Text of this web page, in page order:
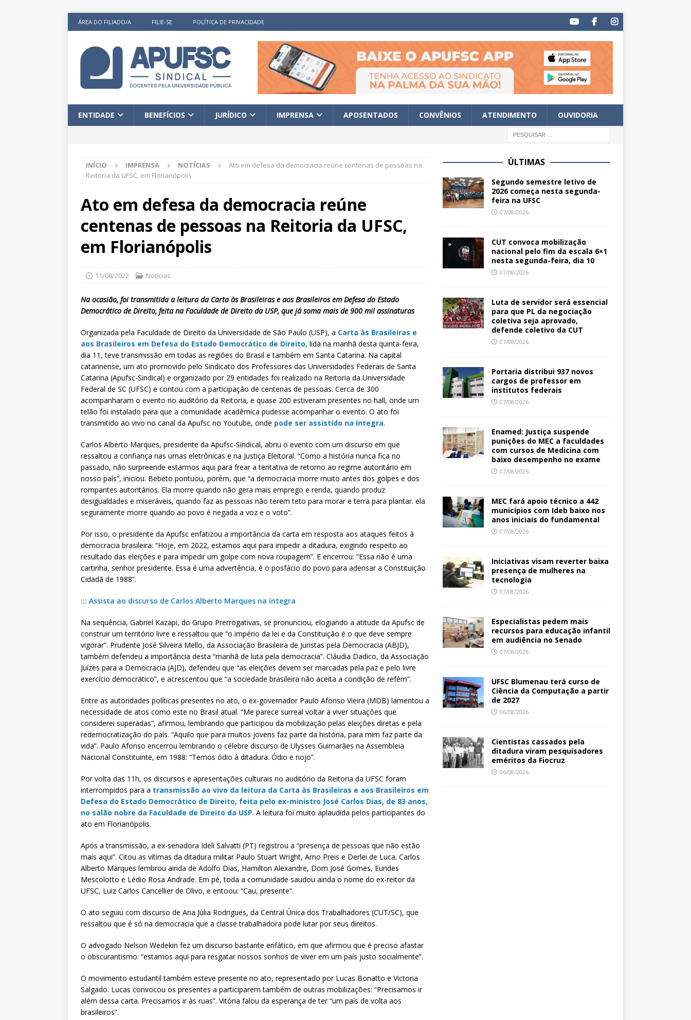
ÁREA DO FILIADO/A FILIE-SE POLÍTICA DE PRIVACIDADE
ENTIDADE BENEFÍCIOS JURÍDICO IMPRENSA APOSENTADOS CONVÊNIOS ATENDIMENTO OUVIDORIA
INÍCIO IMPRENSA NOTÍCIAS
Ato em defesa da democracia reúne centenas de pessoas na
Reitoria da UFSC, em Florianópolis
Ato em defesa da democracia reúne
centenas de pessoas na Reitoria da UFSC,
em Florianópolis
11/08/2022 Notícias
Na ocasião, foi transmitida a leitura da Carta às Brasileiras e aos Brasileiros em Defesa do Estado
Democrático de Direito, feita na Faculdade de Direito da USP, que já soma mais de 900 mil assinaturas
Organizada pela Faculdade de Direito da Universidade de São Paulo (USP), a Carta às Brasileiras e
aos Brasileiros em Defesa do Estado Democrático de Direito, lida na manhã desta quinta-feira,
dia 11, teve transmissão em todas as regiões do Brasil e também em Santa Catarina. Na capital
catarinense, um ato promovido pelo Sindicato dos Professores das Universidades Federais de Santa
Catarina (Apufsc-Sindical) e organizado por 29 entidades foi realizado na Reitoria da Universidade
Federal de SC (UFSC) e contou com a participação de centenas de pessoas. Cerca de 300
acompanharam o evento no auditório da Reitoria, e quase 200 estiveram presentes no hall, onde um
telão foi instalado para que a comunidade acadêmica pudesse acompanhar o evento. O ato foi
transmitido ao vivo no canal da Apufsc no Youtube, onde pode ser assistido na íntegra.
Carlos Alberto Marques, presidente da Apufsc-Sindical, abriu o evento com um discurso em que
ressaltou a confiança nas urnas eletrônicas e na Justiça Eleitoral. “Como a história nunca fica no
passado, não surpreende estarmos aqui para frear a tentativa de retorno ao regime autoritário em
nosso país”, iniciou. Bebeto pontuou, porém, que “a democracia morre muito antes dos golpes e dos
rompantes autoritários. Ela morre quando não gera mais emprego e renda, quando produz
desigualdades e miseráveis, quando faz as pessoas não terem teto para morar e terra para plantar. ela
seguramente morre quando ao povo é negada a voz e o voto”.
Por isso, o presidente da Apufsc enfatizou a importância da carta em resposta aos ataques feitos à
democracia brasileira: “Hoje, em 2022, estamos aqui para impedir a ditadura, exigindo respeito ao
resultado das eleições e para impedir um golpe com nova roupagem”. E encerrou: “Essa não é uma
cartinha, senhor presidente. Essa é uma advertência, é o posfácio do povo para adensar a Constituição
Cidadã de 1988”.
::: Assista ao discurso de Carlos Alberto Marques na íntegra
Na sequência, Gabriel Kazapi, do Grupo Prerrogativas, se pronunciou, elogiando a atitude da Apufsc de
construir um território livre e ressaltou que “o império da lei e da Constituição é o que deve sempre
vigorar”. Prudente José Silveira Mello, da Associação Brasileira de Juristas pela Democracia (ABJD),
também defendeu a importância desta “manhã de luta pela democracia”. Cláudia Dadico, da Associação
Juízes para a Democracia (AJD), defendeu que “as eleições devem ser marcadas pela paz e pelo livre
exercício democrático”, e acrescentou que “a sociedade brasileira não aceita a condição de refém”.
Entre as autoridades políticas presentes no ato, o ex-governador Paulo Afonso Vieira (MDB) lamentou a
necessidade de atos como este no Brasil atual. “Me parece surreal voltar a viver situações que
considerei superadas”, afirmou, lembrando que participou da mobilização pelas eleições diretas e pela
redemocratização do país. “Aquilo que para muitos jovens faz parte da história, para mim faz parte da
vida”. Paulo Afonso encerrou lembrando o célebre discurso de Ulysses Guimarães na Assembleia
Nacional Constituinte, em 1988: “Temos ódio à ditadura. Ódio e nojo”.
Por volta das 11h, os discursos e apresentações culturais no auditório da Reitoria da UFSC foram
interrompidos para a transmissão ao vivo da leitura da Carta às Brasileiras e aos Brasileiros em
Defesa do Estado Democrático de Direito, feita pelo ex-ministro José Carlos Dias, de 83 anos,
no salão nobre da Faculdade de Direito da USP. A leitura foi muito aplaudida pelos participantes do
ato em Florianópolis.
Após a transmissão, a ex-senadora Ideli Salvatti (PT) registrou a “presença de pessoas que não estão
mais aqui”. Citou as vítimas da ditadura militar Paulo Stuart Wright, Arno Preis e Derlei de Luca. Carlos
Alberto Marques lembrou ainda de Adolfo Dias, Hamilton Alexandre, Dom José Gomes, Eurides
Mescolotto e Lédio Rosa Andrade. Em pé, toda a comunidade saudou ainda o nome do ex-reitor da
UFSC, Luiz Carlos Cancellier de Olivo, e entoou: “Cau, presente”.
O ato seguiu com discurso de Ana Júlia Rodrigues, da Central Única dos Trabalhadores (CUT/SC), que
ressaltou que é só na democracia que a classe trabalhadora pode lutar por seus direitos.
O advogado Nelson Wedekin fez um discurso bastante enfático, em que afirmou que é preciso afastar
o obscurantismo: “estamos aqui para resgatar nossos sonhos de viver em um país justo socialmente”.
O movimento estudantil também esteve presente no ato, representado por Lucas Bonatto e Victoria
Salgado. Lucas convocou os presentes a participarem também de outras mobilizações: “Precisamos ir
além dessa carta. Precisamos ir às ruas”. Vitória falou da esperança de ter “um país de volta aos
brasileiros”.
ÚLTIMAS
Segundo semestre letivo de
2026 começa nesta segunda-
feira na UFSC
07/08/2026
CUT convoca mobilização
nacional pelo fim da escala 6×1
nesta segunda-feira, dia 10
07/08/2026
Luta de servidor será essencial
para que PL da negociação
coletiva seja aprovado,
defende coletivo da CUT
07/08/2026
Portaria distribui 937 novos
cargos de professor em
institutos federais
07/08/2026
Enamed: Justiça suspende
punições do MEC a faculdades
com cursos de Medicina com
baixo desempenho no exame
07/08/2026
MEC fará apoio técnico a 442
municípios com Ideb baixo nos
anos iniciais do fundamental
07/08/2026
Iniciativas visam reverter baixa
presença de mulheres na
tecnologia
07/08/2026
Especialistas pedem mais
recursos para educação infantil
em audiência no Senado
07/08/2026
UFSC Blumenau terá curso de
Ciência da Computação a partir
de 2027
06/08/2026
Cientistas cassados pela
ditadura viram pesquisadores
eméritos da Fiocruz
06/08/2026